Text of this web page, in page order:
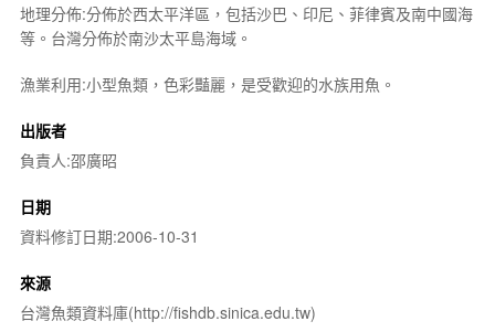
地理分佈:分佈於西太平洋區，包括沙巴、印尼、菲律賓及南中國海
等。台灣分佈於南沙太平島海域。
漁業利用:小型魚類，色彩豔麗，是受歡迎的水族用魚。
出版者
負責人:邵廣昭
日期
資料修訂日期:2006-10-31
來源
台灣魚類資料庫(http://fishdb.sinica.edu.tw)